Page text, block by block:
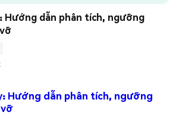
Hướng dẫn phân tích, ngưỡng
Hướng dẫn phân tích, ngưỡng